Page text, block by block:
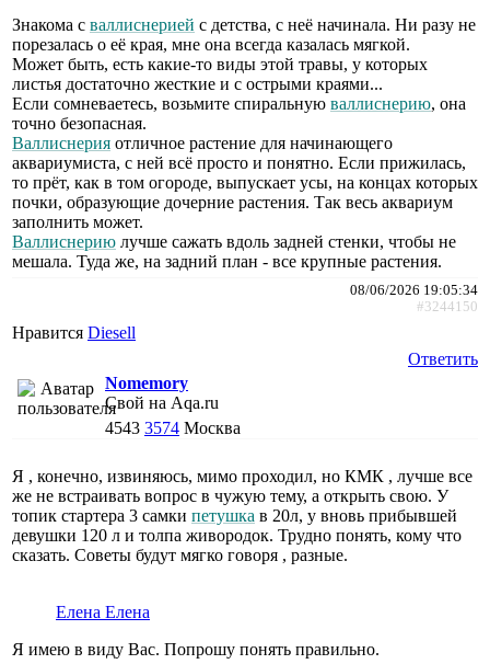
Знакома с валлиснерией с детства, с неё начинала. Ни разу не
порезалась о её края, мне она всегда казалась мягкой.
Может быть, есть какие-то виды этой травы, у которых
листья достаточно жесткие и с острыми краями...
Если сомневаетесь, возьмите спиральную валлиснерию, она
точно безопасная.
Валлиснерия отличное растение для начинающего
аквариумиста, с ней всё просто и понятно. Если прижилась,
то прёт, как в том огороде, выпускает усы, на концах которых
почки, образующие дочерние растения. Так весь аквариум
заполнить может.
Валлиснерию лучше сажать вдоль задней стенки, чтобы не
мешала. Туда же, на задний план - все крупные растения.
08/06/2026 19:05:34
#3244150
Нравится Diesell
Ответить
Nomemory
Свой на Aqa.ru
4543 3574 Москва
Я , конечно, извиняюсь, мимо проходил, но КМК , лучше все
же не встраивать вопрос в чужую тему, а открыть свою. У
топик стартера 3 самки петушка в 20л, у вновь прибывшей
девушки 120 л и толпа живородок. Трудно понять, кому что
сказать. Советы будут мягко говоря , разные.
Елена Елена
Я имею в виду Вас. Попрошу понять правильно.